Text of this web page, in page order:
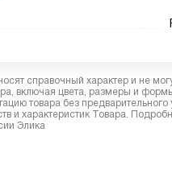
справочный характер и не
включая цвета, размеры и
товара без
и характеристик Товара.
Элика